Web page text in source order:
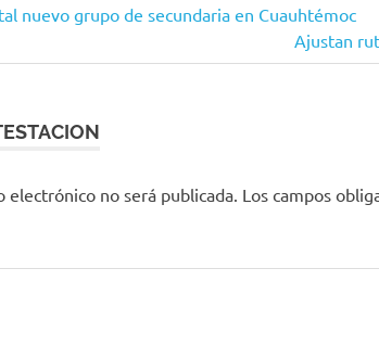
nuevo grupo de secundaria en Cuauhtémoc
Siguiente
entrada:
Ajustan
electrónico no será publicada. Los campos